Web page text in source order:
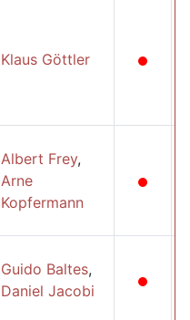
Klaus Göttler
Albert Frey,
Arne
Kopfermann
Guido Baltes,
Daniel Jacobi